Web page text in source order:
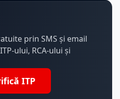
prin SMS și email
ului, RCA-ului și
ITP